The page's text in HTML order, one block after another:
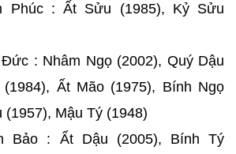
Phúc : Ất Sửu (1985), Kỷ Sửu
: Nhâm Ngọ (2002), Quý Dậu
Ất Mão (1975), Bính Ngọ
Mậu Tý (1948)
Bảo : Ất Dậu (2005), Bính Tý